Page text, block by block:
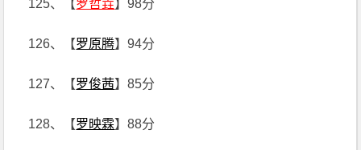
125、【 罗哲垚】98分
126、【罗原腾】94分
127、【罗俊茜】85分
128、【罗映霖】88分